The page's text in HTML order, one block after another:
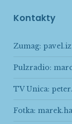
Kontakty
Zumag:
Pulzradio:
TV Unica:
Fotka: